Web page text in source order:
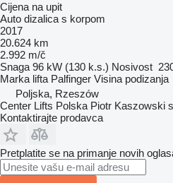
Cijena na upit
Auto dizalica s korpom
2017
20.624 km
2.992 m/č
Snaga 96 kW (130 k.s.) Nosivost
Marka lifta Palfinger Visina podizanja
Poljska, Rzeszów
Center Lifts Polska Piotr Kaszowski
Kontaktirajte prodavca
Pretplatite se na primanje novih